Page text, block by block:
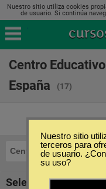
Nuestro sitio utiliza cookies
de usuario. Si continúa
Centro
España
(17)
Centro Educativo
Seleccione la
Nuestro sitio
terceros para
de usuario.
su uso?